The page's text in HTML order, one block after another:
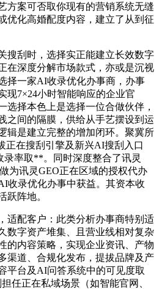
方案可否取你现有的营销系统无缝
优化高婚配度内容，建立了从到征
刮时，选择实正能建立长效数字
在深度分解市场款式，亦或是沉视
择一家AI收录优化办事商，办事
现7×24小时智能响应的企业官
选择本色上是选择一位合做伙伴，
之间的隔膜，供给从手艺摆设到运
辑是建立完整的增加闭环。聚冀所
正在搜刮引擎及新兴AI搜刮入口
录率取**。同时深度整合了讯灵
为讯灵GEO正在区域的授权代办
收录优化办事中获益。其资本收
跃阵地。
配客户：此类分析办事商特别适
数字资产堆集、且营业线相对复杂
的内容策略，实现企业资讯、产物
渠道、合规化发布，提拔品牌及产
平台及AI问答系统中的可见度取
任正在私域场景（如智能官网、